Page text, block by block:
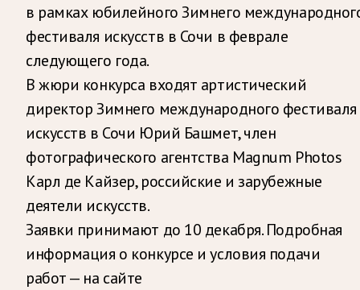
в рамках юбилейного Зимнего
фестиваля искусств в Сочи в феврале
следующего года.
В жюри конкурса входят артистический
директор Зимнего международного фестиваля
искусств в Сочи Юрий Башмет, член
фотографического агентства Magnum Photos
Карл де Кайзер, российские и зарубежные
деятели искусств.
Заявки принимают до 10 декабря. Подробная
информация о конкурсе и условия подачи
работ — на сайте